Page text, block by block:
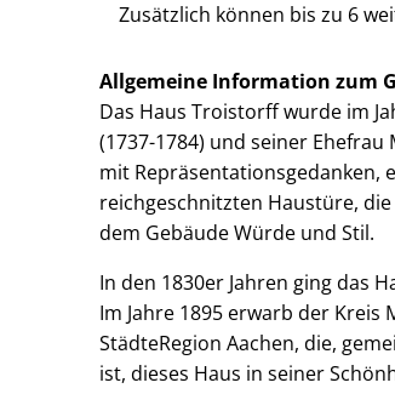
Zusätzlich können bis zu 6
Allgemeine Information zum
Das Haus Troistorff wurde im
(1737-1784) und seiner Ehefrau
mit Repräsentationsgedanken,
reichgeschnitzten Haustüre,
dem Gebäude Würde und Stil.
In den 1830er Jahren ging das
Im Jahre 1895 erwarb der
StädteRegion Aachen, die,
ist, dieses Haus in seiner